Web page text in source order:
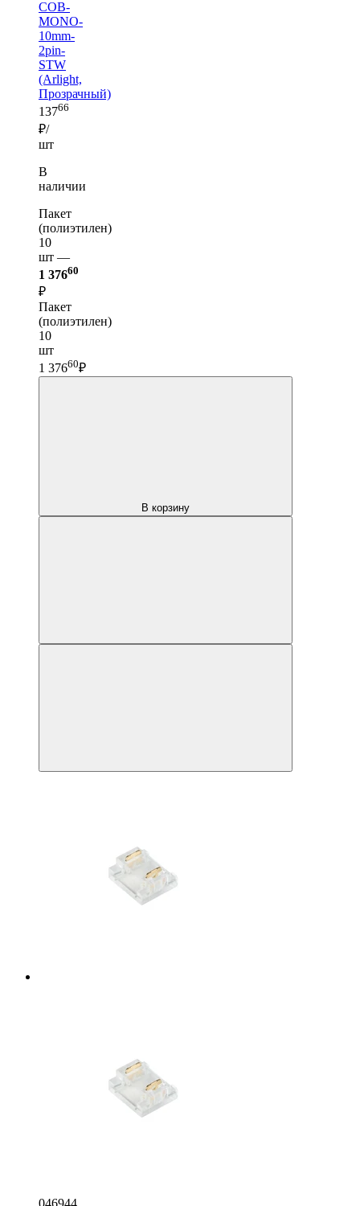
COB-
MONO-
10mm-
2pin-
STW
(Arlight,
Прозрачный)
13766
₽/
шт
В
наличии
Пакет
(полиэтилен)
10
шт —
1 37660
₽
Пакет
(полиэтилен)
10
шт
1 37660₽
В корзину